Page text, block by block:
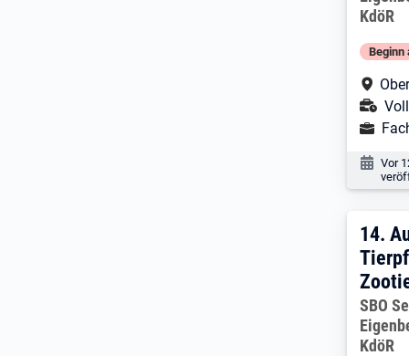
KdöR
Beginn
Vor
14.
14.
SBO
KdöR